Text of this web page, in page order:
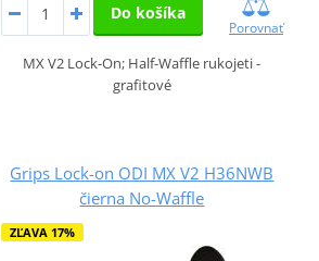
Do košíka
Porovnať
MX V2 Lock-On; Half-Waffle rukojeti -
grafitové
Grips Lock-on ODI MX V2 H36NWB
čierna No-Waffle
ZĽAVA 17%